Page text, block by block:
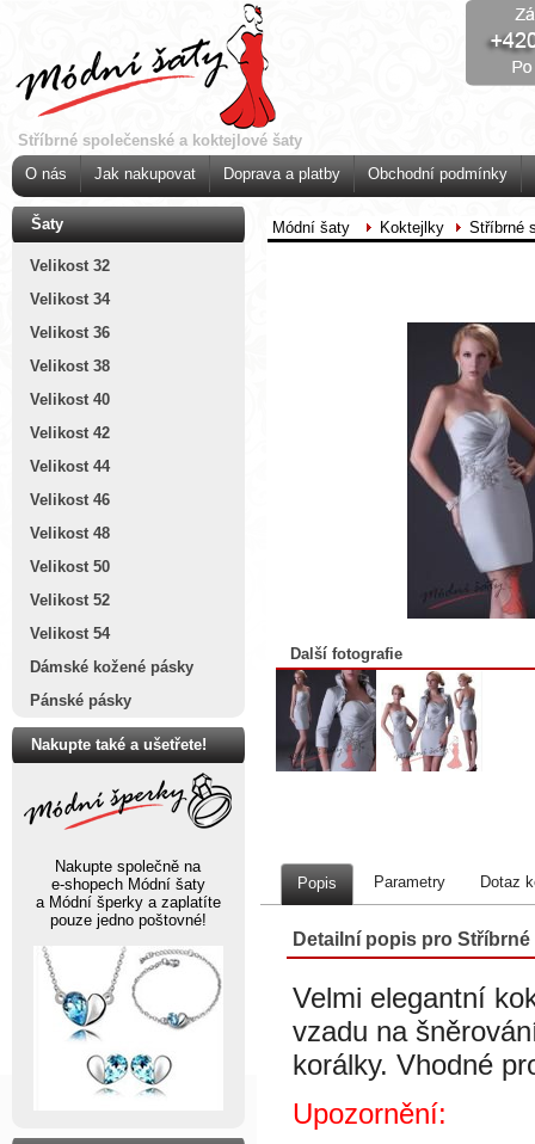
Stříbrné společenské a koktejlové šaty
O nás
Jak nakupovat Doprava a platby Obchodní podmínky
Šaty
Velikost 32
Velikost 34
Velikost 36
Velikost 38
Velikost 40
Velikost 42
Velikost 44
Velikost 46
Velikost 48
Velikost 50
Velikost 52
Velikost 54
Dámské kožené pásky
Pánské pásky
Nakupte také a ušetřete!
Nakupte společně na
e-shopech Módní šaty
a Módní šperky a zaplatíte
pouze jedno poštovné!
Módní šaty Koktejlky Stříbrné
Další fotografie
Popis Parametry Dotaz
Detailní popis pro
Velmi elegantní
vzadu na
korálky. Vhodné
Upozornění: